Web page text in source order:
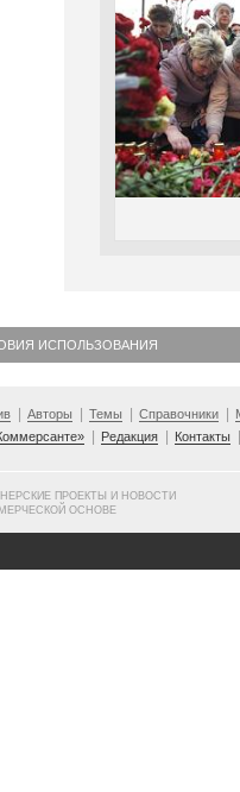
ИСПОЛЬЗОВАНИЯ
Авторы Темы Справочники
Редакция Контакты
ПРОЕКТЫ И НОВОСТИ
ОСНОВЕ